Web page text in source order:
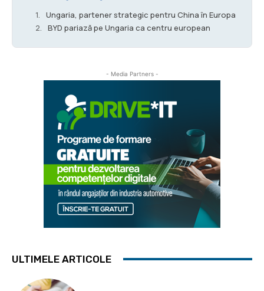
Ungaria, partener strategic pentru China în Europa
BYD pariază pe Ungaria ca centru european
- Media Partners -
ULTIMELE ARTICOLE